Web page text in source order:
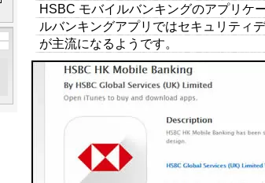
HSBC モバイルバンキングのアプリケ
ルバンキングアプリではセキュリティ
が主流になるようです。